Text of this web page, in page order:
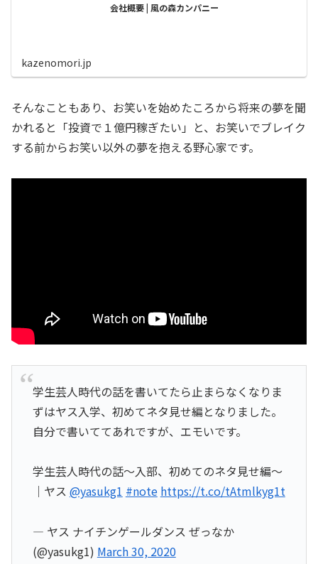
会社概要 | 風の森カンパニー
kazenomori.jp
そんなこともあり、お笑いを始めたころから将来の夢を聞
かれると「投資で１億円稼ぎたい」と、お笑いでブレイク
する前からお笑い以外の夢を抱える野心家です。
学生芸人時代の話を書いてたら止まらなくなりま
ずはヤス入学、初めてネタ見せ編となりました。
自分で書いててあれですが、エモいです。
学生芸人時代の話〜入部、初めてのネタ見せ編〜
｜ヤス @yasukg1 #note https://t.co/tAtmlkyg1t
— ヤス ナイチンゲールダンス ぜっなか
(@yasukg1) March 30, 2020